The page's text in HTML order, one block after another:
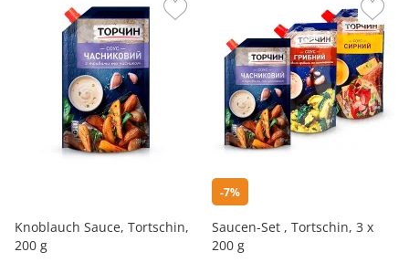
Knoblauch Sauce, Tortschin,
200 g
-7%
Saucen-Set , Tortschin, 3 x
200 g